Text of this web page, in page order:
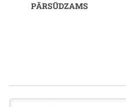
PĀRSŪDZAMS